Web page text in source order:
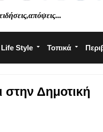
Life Style Τοπικά
στην Δημοτική